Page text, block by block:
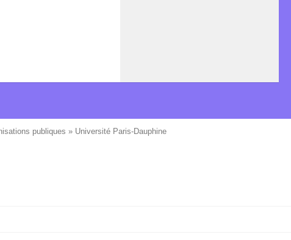
publiques » Université Paris-Dauphine